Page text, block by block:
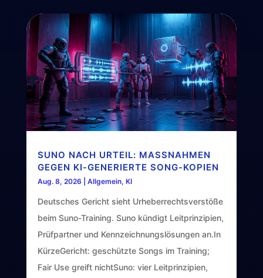
SUNO NACH URTEIL: MASSNAHMEN G
EGEN KI-GENERIERTE SONG-KOPIEN
Aug. 8, 2026 Allgemein, KI
Deutsches Gericht sieht Urheberrechtsverstöße
beim Suno-Training. Suno kündigt Leitprinzipien,
Prüfpartner und Kennzeichnungslösungen an.In
KürzeGericht: geschützte Songs im Training;
Fair Use greift nichtSuno: vier Leitprinzipien,